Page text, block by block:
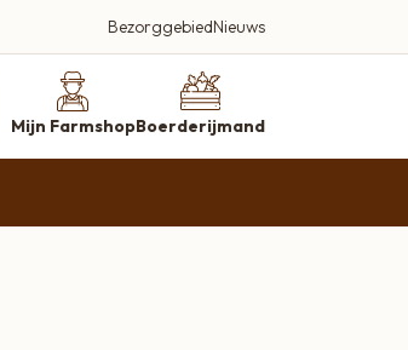
BezorggebiedNieuws
Mijn FarmshopBoerderijmand